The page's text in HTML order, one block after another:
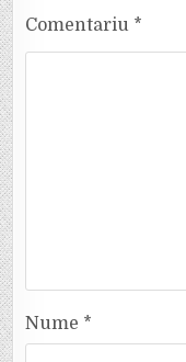
Comentariu *
Nume *